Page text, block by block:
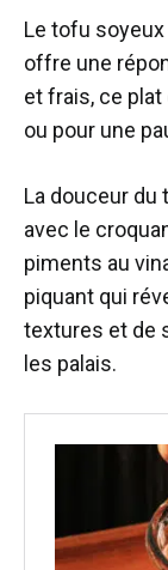
Le tofu
offre une
et frais, ce
ou pour une
La douceur
avec le
piments au
piquant qui
textures et de
les palais.